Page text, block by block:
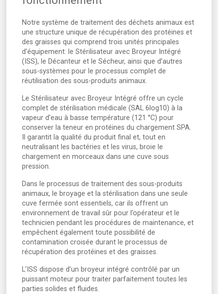
Notre système de traitement des déchets animaux est
une structure unique de récupération des protéines et
des graisses qui comprend trois unités principales
d’équipement: le Stérilisateur avec Broyeur Intégré
(ISS), le Décanteur et le Sécheur, ainsi que d’autres
sous-systèmes pour le processus complet de
réutilisation des sous-produits animaux.
Le Stérilisateur avec Broyeur Intégré offre un cycle
complet de stérilisation médicale (SAL 6log10) à la
vapeur d’eau à basse température (121 °C) pour
conserver la teneur en protéines du chargement SPA.
Il garantit la qualité du produit final et, tout en
neutralisant les bactéries et les virus, broie le
chargement en morceaux dans une cuve sous
pression.
Dans le processus de traitement des sous-produits
animaux, le broyage et la stérilisation dans une seule
cuve fermée sont essentiels, car ils offrent un
environnement de travail sûr pour l’opérateur et le
technicien pendant les procédures de maintenance, et
empêchent également toute possibilité de
contamination croisée durant le processus de
récupération des protéines et des graisses.
L’ISS dispose d’un broyeur intégré contrôlé par un
puissant moteur pour traiter parfaitement toutes les
parties solides et fluides.